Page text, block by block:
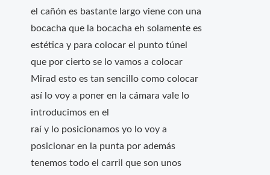
el cañón es bastante largo viene con una
bocacha que la bocacha eh solamente es
estética y para colocar el punto túnel
que por cierto se lo vamos a colocar
Mirad esto es tan sencillo como colocar
así lo voy a poner en la cámara vale lo
introducimos en el
raí y lo posicionamos yo lo voy a
posicionar en la punta por además
tenemos todo el carril que son unos